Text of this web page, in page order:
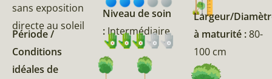
sans exposition
directe au soleil
Période /
Conditions
idéales de
Niveau de soin
: Intermédiaire
Largeur/
à maturité :80-
100 cm